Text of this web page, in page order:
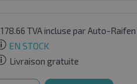
178.66 TVA incluse par Auto-Raifen
EN STOCK
Livraison gratuite